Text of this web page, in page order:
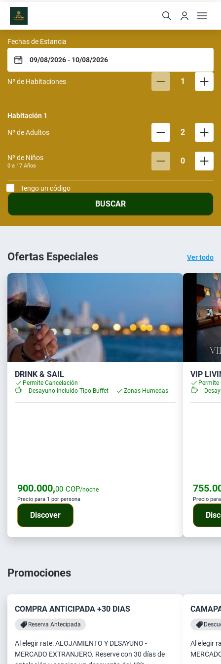
Hotel Almirante
Fechas de Estancia
Nº de Habitaciones 1
Habitación 1
Nº de Adultos 2
Nº de Niños
0 a 17 Años 0
Tengo un código
BUSCAR
Ofertas Especiales Ver todo
DRINK & SAIL
Permite Cancelación
Desayuno Incluido Tipo Buffet
Zonas Humedas
900.000,00 COP/noche
Precio para 1 por persona
Discover
VIP
Permite
Precio
Promociones
COMPRA ANTICIPADA +30 DIAS
Reserva Antecipada
Al elegir rate: ALOJAMIENTO Y DESAYUNO -
MERCADO EXTRANJERO. Reserve con 30 días de
Al elegir